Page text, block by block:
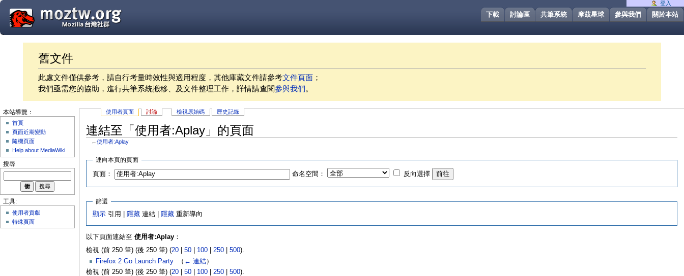
關於本站
參與我們
摩茲星球
共筆系統
討論區
下載
舊文件
此處文件僅供參考，請自行考量時效性與適用程度，其他庫藏文件請參考文件頁面 ；
我們亟需您的協助，進行共筆系統搬移、及文件整理工作，詳情請查閱參與我們。
使用者頁面 討論 檢視原始碼 歷史記錄
連結至「使用者:Aplay」的頁面
←使用者:Aplay
連向本頁的頁面
頁面： 命名空間： 反向選擇
篩選
顯示 引用 | 隱藏 連結 | 隱藏 重新導向
以下頁面連結至 使用者:Aplay：
檢視 (前 250 筆) (後 250 筆) (20| 50| 100| 250| 500).
Firefox 2 Go Launch Party‎ （ ← 連結）
檢視 (前 250 筆) (後 250 筆) (20| 50| 100| 250| 500).
登入
本站導覽：
首頁
頁面近期變動
隨機頁面
Help about MediaWiki
搜尋
工具:
使用者貢獻
特殊頁面